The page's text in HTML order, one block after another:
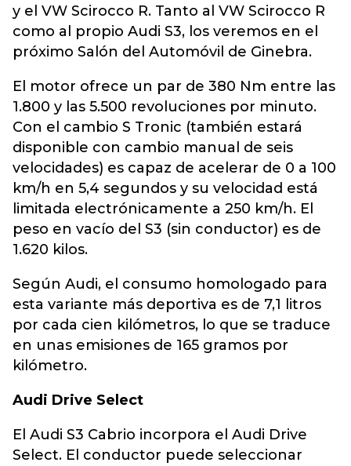
y el VW Scirocco R. Tanto al VW Scirocco R
como al propio Audi S3, los veremos en el
próximo Salón del Automóvil de Ginebra.
El motor ofrece un par de 380 Nm entre las
1.800 y las 5.500 revoluciones por minuto.
Con el cambio S Tronic (también estará
disponible con cambio manual de seis
velocidades) es capaz de acelerar de 0 a 100
km/h en 5,4 segundos y su velocidad está
limitada electrónicamente a 250 km/h. El
peso en vacío del S3 (sin conductor) es de
1.620 kilos.
Según Audi, el consumo homologado para
esta variante más deportiva es de 7,1 litros
por cada cien kilómetros, lo que se traduce
en unas emisiones de 165 gramos por
kilómetro.
Audi Drive Select
El Audi S3 Cabrio incorpora el Audi Drive
Select. El conductor puede seleccionar